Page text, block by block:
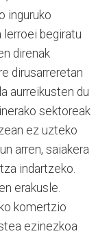
inguruko
lerroei begiratu
direnak
dirusarreretan
aurreikusten du
sektoreak
ez uzteko
arren, saiakera
indartzeko.
erakusle.
komertzio
ezinezkoa